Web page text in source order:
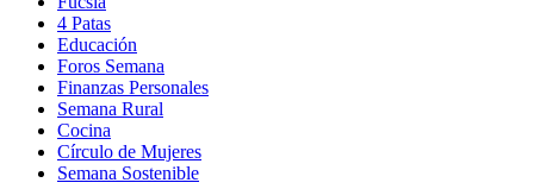
new
window
in
new
window
4 Patas
Educación
Foros Semana
Finanzas Personales
Semana Rural
Cocina
Círculo de Mujeres
Semana Sostenible